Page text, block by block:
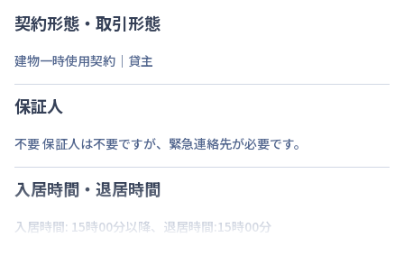
契約形態・取引形態
建物一時使用契約｜貸主
保証人
不要 保証人は不要ですが、緊急連絡先が必要です。
入居時間・退居時間
入居時間: 15時00分以降、退居時間:15時00分